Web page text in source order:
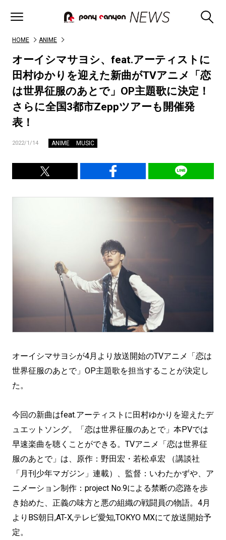
HOME ANIME
オーイシマサヨシ、feat.アーティストに
田村ゆかりを迎えた新曲がTVアニメ「恋
は世界征服のあとで」OP主題歌に決定！
さらに全国3都市Zeppツアーも開催発
表！
2022/1/14 ANIME MUSIC
オーイシマサヨシが4月より放送開始のTVアニメ「恋は
世界征服のあとで」OP主題歌を担当することが決定し
た。
今回の新曲はfeat.アーティストに田村ゆかりを迎えたデ
ュエットソング。「恋は世界征服のあとで」本PVでは
早速楽曲を聴くことができる。TVアニメ「恋は世界征
服のあとで」は、原作：野田宏・若松卓宏 （講談社
「月刊少年マガジン」連載）、監督：いわたかずや、ア
ニメーション制作：project No.9による禁断の恋路を歩
き始めた、正義の味方と悪の組織の戦闘員の物語。4月
よりBS朝日,AT-X,テレビ愛知,TOKYO MXにて放送開始予
定。